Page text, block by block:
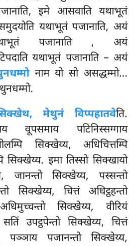
इमे आसवाति यथाभूतं
यथाभूतं पजानाति, अयं
पजानाति , अयं
यथाभूतं पजानाति – अयं
नाम यो सो असद्धम्मो…
मेथुनं विप्पहातवेति.
वूपसमाय पटिनिस्सग्गाय
सिक्खेय्य, अधिचित्तम्पि
इमा तिस्सो सिक्खायो
जानन्तो सिक्खेय्य, पस्सन्तो
सिक्खेय्य, चित्तं अधिट्ठहन्तो
सिक्खेय्य, वीरियं
उपट्ठपेन्तो सिक्खेय्य, चित्तं
पञ्ञाय पजानन्तो सिक्खेय्य,